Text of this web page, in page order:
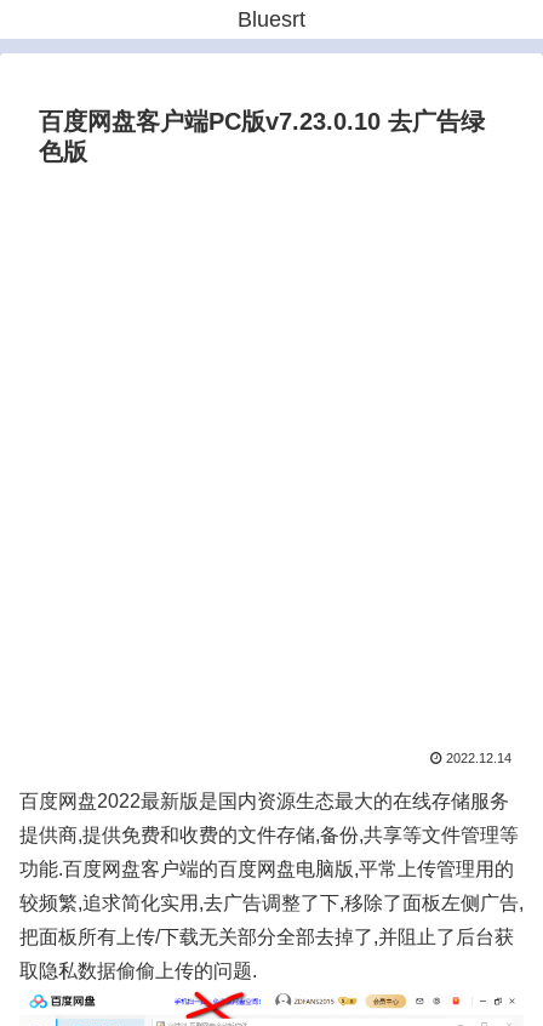
Bluesrt
百度网盘客户端PC版v7.23.0.10 去广告绿
色版
2022.12.14
百度网盘2022最新版是国内资源生态最大的在线存储服务
提供商,提供免费和收费的文件存储,备份,共享等文件管理等
功能.百度网盘客户端的百度网盘电脑版,平常上传管理用的
较频繁,追求简化实用,去广告调整了下,移除了面板左侧广告,
把面板所有上传/下载无关部分全部去掉了,并阻止了后台获
取隐私数据偷偷上传的问题.